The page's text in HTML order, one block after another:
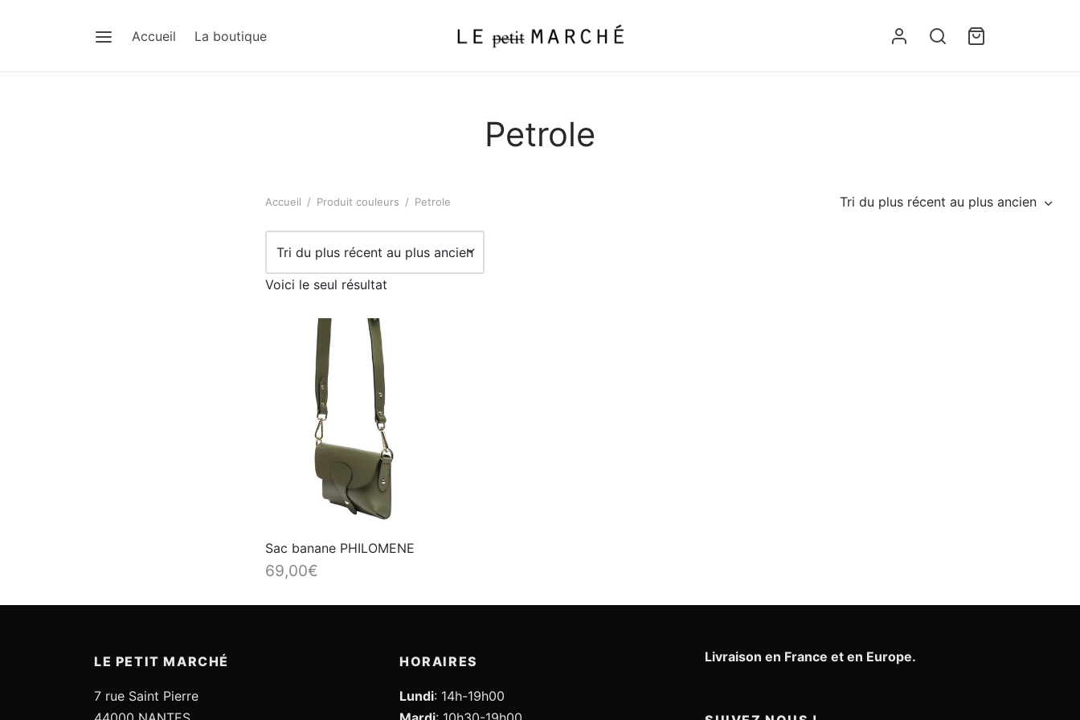
Accueil La boutique
Petrole
Accueil / Produit couleurs / Petrole Tri du plus récent au plus ancien
Tri du plus récent au plus ancien
Voici le seul résultat
Sac banane PHILOMENE
69,00€
LE PETIT MARCHÉ
7 rue Saint Pierre
HORAIRES
Lundi: 14h-19h00
Livraison en France et en Europe.